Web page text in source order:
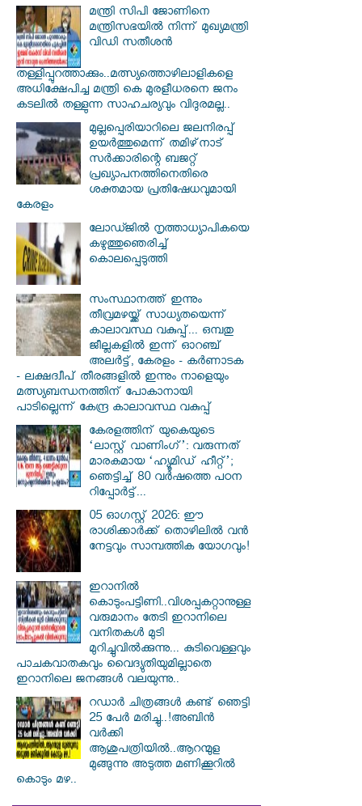
മന്ത്രി സിപി ജോണിനെ
മന്ത്രിസഭയില്‍ നിന്ന് മുഖ്യമന്ത്രി
വിഡി സതീശന്‍
തള്ളിപ്പുറത്താക്കും..മത്സ്യത്തൊഴിലാളികളെ
അധിക്ഷേപിച്ച മന്ത്രി കെ മുരളീധരനെ ജനം
കടലില്‍ തള്ളുന്ന സാഹചര്യവും വിദുരമല്ല..
മുല്ലപ്പെരിയാറിലെ ജലനിരപ്പ്
ഉയര്‍ത്തുമെന്ന് തമിഴ്‌നാട്
സര്‍ക്കാരിന്റെ ബജറ്റ്
പ്രഖ്യാപനത്തിനെതിരെ
ശക്തമായ പ്രതിഷേധവുമായി
കേരളം
ലോഡ്ജില്‍ നൃത്താധ്യാപികയെ
കഴുത്തുഞെരിച്ച്
കൊലപ്പെടുത്തി
സംസ്ഥാനത്ത് ഇന്നും
തീവ്രമഴയ്ക്ക് സാധ്യതയെന്ന്
കാലാവസ്ഥ വകുപ്പ്... ഒമ്പതു
ജീല്ലകളില്‍ ഇന്ന് ഓറഞ്ച്
അലര്‍ട്ട്, കേരളം - കര്‍ണാടക
- ലക്ഷദ്വീപ് തീരങ്ങളില്‍ ഇന്നും നാളെയും
മത്സ്യബന്ധനത്തിന് പോകാനായി
പാടില്ലെന്ന് കേന്ദ്ര കാലാവസ്ഥ വകുപ്പ്
കേരളത്തിന് യുകെയുടെ
‘ലാസ്റ്റ് വാണിംഗ്’: വരുന്നത്
മാരകമായ ‘ഹ്യൂമിഡ് ഹീറ്റ്’;
ഞെട്ടിച്ച് 80 വർഷത്തെ പഠന
റിപ്പോർട്ട്...
05 ഓഗസ്റ്റ് 2026: ഈ
രാശിക്കാർക്ക് തൊഴിലിൽ വൻ
നേട്ടവും സാമ്പത്തിക യോഗവും!
ഇറാനില്‍
കൊടുംപട്ടിണി..വിശപ്പകറ്റാനുള്ള
വരുമാനം തേടി ഇറാനിലെ
വനിതകള്‍ മുടി
മുറിച്ചുവില്‍ക്കുന്നു... കുടിവെള്ളവും
പാചകവാതകവും വൈദ്യുതിയുമില്ലാതെ
ഇറാനിലെ ജനങ്ങള്‍ വലയുന്നു..
റഡാർ ചിത്രങ്ങൾ കണ്ട് ഞെട്ടി
25 പേർ മരിച്ചു..!അബിൻ
വർക്കി
ആശുപത്രിയിൽ..ആറന്മുള
മുങ്ങുന്നു അടുത്ത മണിക്കൂറിൽ
കൊടും മഴ..